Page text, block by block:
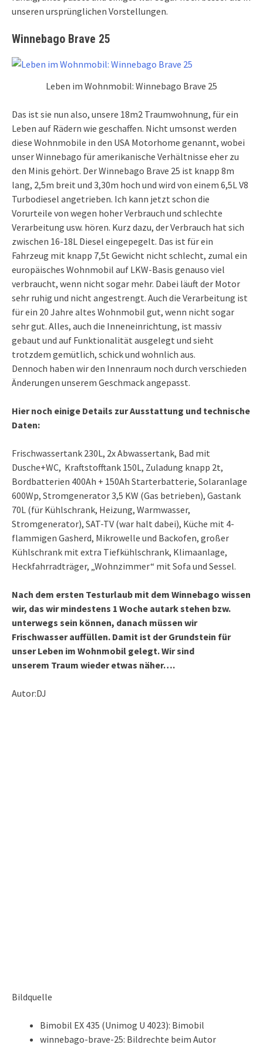
unseren ursprünglichen Vorstellungen.
Winnebago Brave 25
Leben im Wohnmobil: Winnebago Brave 25
Das ist sie nun also, unsere 18m2 Traumwohnung, für ein
Leben auf Rädern wie geschaffen. Nicht umsonst werden
diese Wohnmobile in den USA Motorhome genannt, wobei
unser Winnebago für amerikanische Verhältnisse eher zu
den Minis gehört. Der Winnebago Brave 25 ist knapp 8m
lang, 2,5m breit und 3,30m hoch und wird von einem 6,5L V8
Turbodiesel angetrieben. Ich kann jetzt schon die
Vorurteile von wegen hoher Verbrauch und schlechte
Verarbeitung usw. hören. Kurz dazu, der Verbrauch hat sich
zwischen 16-18L Diesel eingepegelt. Das ist für ein
Fahrzeug mit knapp 7,5t Gewicht nicht schlecht, zumal ein
europäisches Wohnmobil auf LKW-Basis genauso viel
verbraucht, wenn nicht sogar mehr. Dabei läuft der Motor
sehr ruhig und nicht angestrengt. Auch die Verarbeitung ist
für ein 20 Jahre altes Wohnmobil gut, wenn nicht sogar
sehr gut. Alles, auch die Inneneinrichtung, ist massiv
gebaut und auf Funktionalität ausgelegt und sieht
trotzdem gemütlich, schick und wohnlich aus.
Dennoch haben wir den Innenraum noch durch verschieden
Änderungen unserem Geschmack angepasst.
Hier noch einige Details zur Ausstattung und technische
Daten:
Frischwassertank 230L, 2x Abwassertank, Bad mit
Dusche+WC, Kraftstofftank 150L, Zuladung knapp 2t,
Bordbatterien 400Ah + 150Ah Starterbatterie, Solaranlage
600Wp, Stromgenerator 3,5 KW (Gas betrieben), Gastank
70L (für Kühlschrank, Heizung, Warmwasser,
Stromgenerator), SAT-TV (war halt dabei), Küche mit 4-
flammigen Gasherd, Mikrowelle und Backofen, großer
Kühlschrank mit extra Tiefkühlschrank, Klimaanlage,
Heckfahrradträger, „Wohnzimmer“ mit Sofa und Sessel.
Nach dem ersten Testurlaub mit dem Winnebago wissen
wir, das wir mindestens 1 Woche autark stehen bzw.
unterwegs sein können, danach müssen wir
Frischwasser auffüllen. Damit ist der Grundstein für
unser Leben im Wohnmobil gelegt. Wir sind
unserem Traum wieder etwas näher….
Autor:DJ
Bildquelle
Bimobil EX 435 (Unimog U 4023): Bimobil
winnebago-brave-25: Bildrechte beim Autor